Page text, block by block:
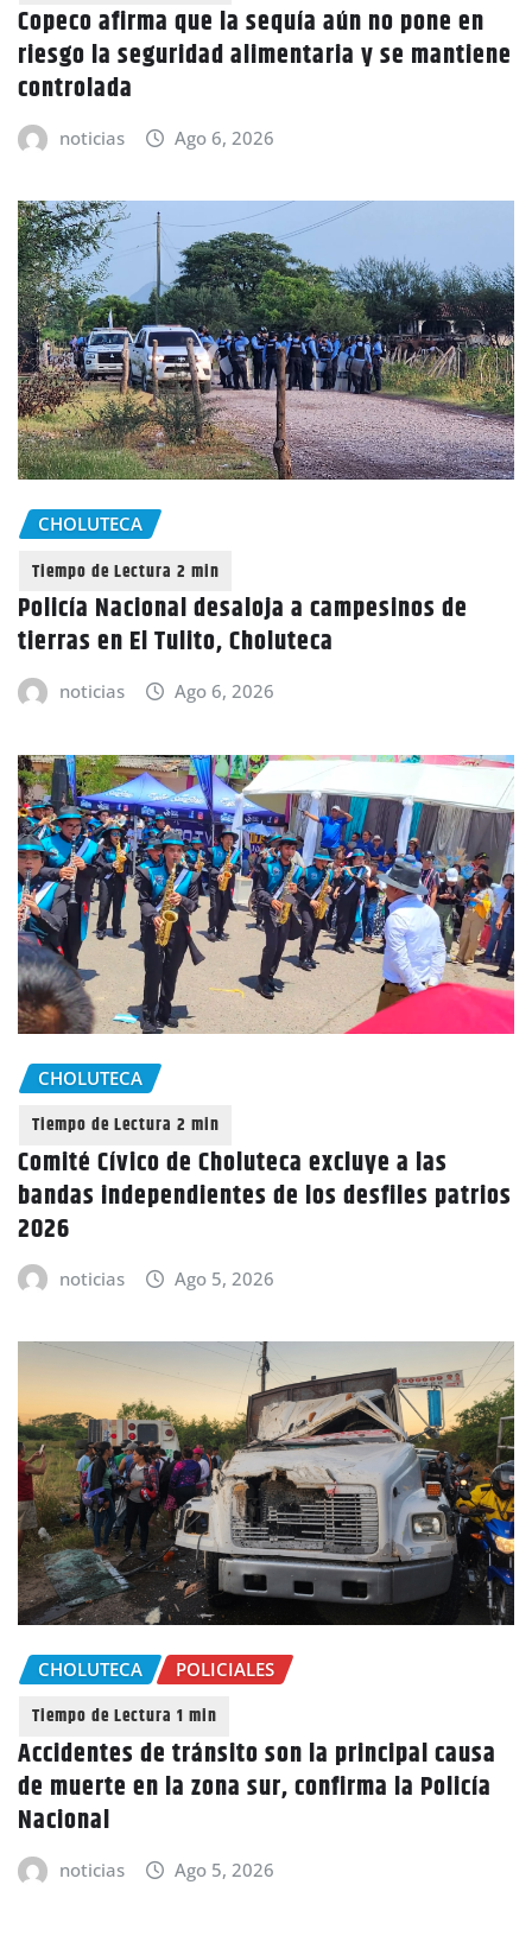
Copeco afirma que la sequía aún no pone en
riesgo la seguridad alimentaria y se mantiene
controlada
noticias Ago 6, 2026
CHOLUTECA
Policía Nacional desaloja a campesinos de
tierras en El Tulito, Choluteca
noticias Ago 6, 2026
CHOLUTECA
Comité Cívico de Choluteca excluye a las
bandas independientes de los desfiles patrios
2026
noticias Ago 5, 2026
CHOLUTECA POLICIALES
Accidentes de tránsito son la principal causa
de muerte en la zona sur, confirma la Policía
Nacional
noticias Ago 5, 2026